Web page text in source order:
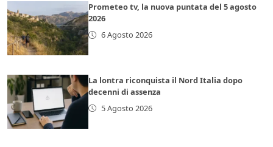
Prometeo tv, la nuova puntata del 5 agosto
2026
6 Agosto 2026
La lontra riconquista il Nord Italia dopo
decenni di assenza
5 Agosto 2026